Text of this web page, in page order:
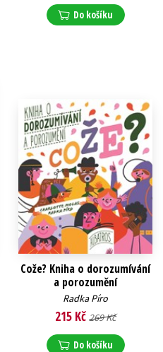
Do košíku
Cože? Kniha o dorozumívání
a porozumění
Radka Píro
215 Kč269 Kč
Do košíku